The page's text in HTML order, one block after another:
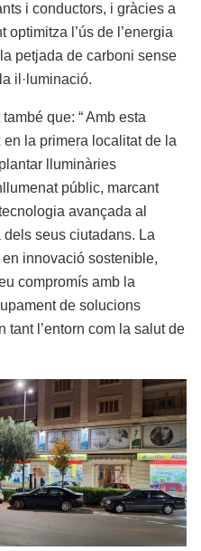
i conductors, i gràcies a
optimitza l’ús de l’energia
petjada de carboni sense
il·luminació.
que: “ Amb esta
la primera localitat de la
lluminàries
públic, marcant
avançada al
seus ciutadans. La
innovació sostenible,
compromís amb la
de solucions
tant l’entorn com la salut de